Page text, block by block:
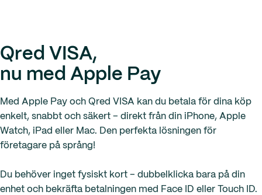
Qred VISA,
nu med Apple Pay
Med Apple Pay och Qred VISA kan du betala för dina köp
enkelt, snabbt och säkert – direkt från din iPhone, Apple
Watch, iPad eller Mac. Den perfekta lösningen för
företagare på språng!
Du behöver inget fysiskt kort – dubbelklicka bara på din
enhet och bekräfta betalningen med Face ID eller Touch ID.